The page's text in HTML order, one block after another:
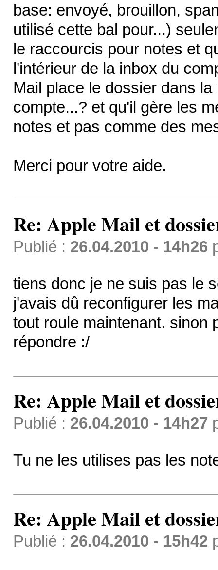
base: envoyé, brouillon,
utilisé cette bal pour...)
le raccourcis pour notes et
l'intérieur de la inbox du
Mail place le dossier dans
compte...? et qu'il gère les
notes et pas comme des
Merci pour votre aide.
Re: Apple Mail et
Publié : 26.04.2010 - 14h26
tiens donc je ne suis pas le
j'avais dû reconfigurer les
tout roule maintenant. sinon
répondre :/
Re: Apple Mail et
Publié : 26.04.2010 - 14h27
Tu ne les utilises pas les
Re: Apple Mail et
Publié : 26.04.2010 - 15h42